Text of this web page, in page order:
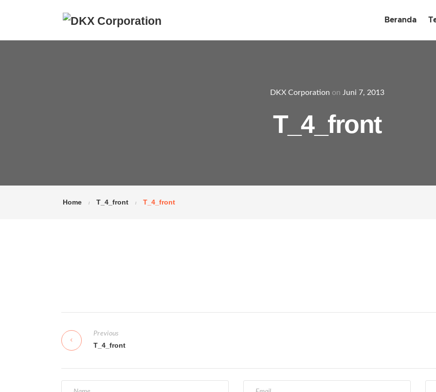
Beranda
DKX Corporation on Juni 7, 2013
T_4_front
Home T_4_front T_4_front
a
i
Previous
T_4_front